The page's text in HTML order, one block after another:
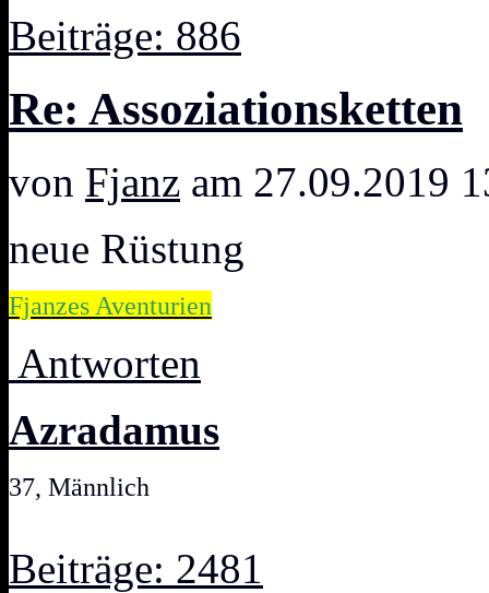
Beiträge: 886
Re: Assoziationsketten
von Fjanz am 27.09.2019
neue Rüstung
Fjanzes Aventurien
Antworten
Azradamus
37, Männlich
Beiträge: 2481